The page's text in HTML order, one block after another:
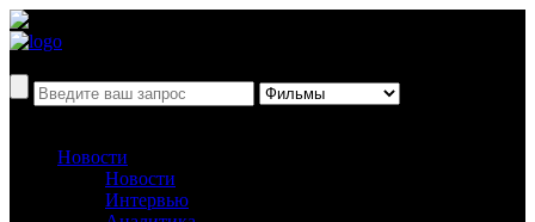
Новости
Новости
Интервью